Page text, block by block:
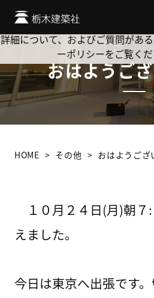
おはようご
HOME その他 おはようござ
１０月２４日(月)朝７
えました。
今日は東京へ出張です。
Cookie を使用して、お客様の活
か? 当社ではお客様のプライバシ
詳細について、およびご質問があ
ーポリシーをご覧くだ